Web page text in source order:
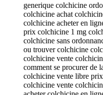
generique colchicine
colchicine achat
colchicine acheter en
prix colchicine 1 mg
colchicine sans
ou trouver colchicine
colchicine vente
comment se procurer de
colchicine vente libre
colchicine vente